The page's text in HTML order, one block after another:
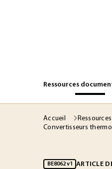
Ressources
Accueil
Convertisseurs
BE8062 v1 ARTICLE